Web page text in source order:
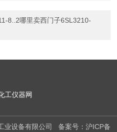
8..2哪里卖西门子6SL3210-
工仪器网
业设备有限公司 备案号：沪ICP备